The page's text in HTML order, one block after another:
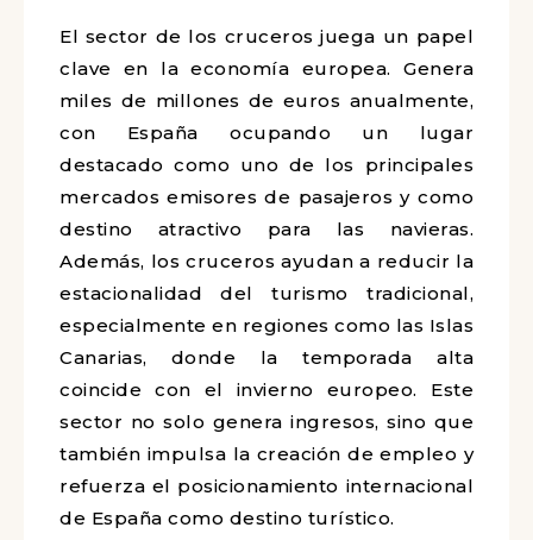
El sector de los cruceros juega un papel
clave en la economía europea. Genera
miles de millones de euros anualmente,
con España ocupando un lugar
destacado como uno de los principales
mercados emisores de pasajeros y como
destino atractivo para las navieras.
Además, los cruceros ayudan a reducir la
estacionalidad del turismo tradicional,
especialmente en regiones como las Islas
Canarias, donde la temporada alta
coincide con el invierno europeo. Este
sector no solo genera ingresos, sino que
también impulsa la creación de empleo y
refuerza el posicionamiento internacional
de España como destino turístico.